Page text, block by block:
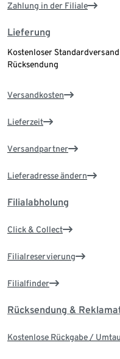
Zahlung in der Filiale
Lieferung
Kostenloser
Rücksendung
Versandkosten
Lieferzeit
Versandpartner
Lieferadresse ändern
Filialabholung
Click & Collect
Filialreservierung
Filialfinder
Rücksendung &
Kostenlose Rückgabe /